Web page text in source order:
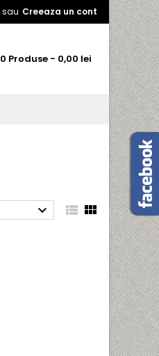
sau Creeaza un cont
0 Produse - 0,00 lei
  